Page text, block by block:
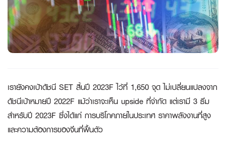
เรายังคงเป้าดัชนี SET สิ้นปี 2023F ไว้ที่ 1,650 จุด ไม่เปลี่ยนแปลงจาก
ดัชนีเป้าหมายปี 2022F แม้ว่าเราจะเห็น upside ที่จำกัด แต่เรามี 3 ธีม
สำหรับปี 2023F ซึ่งได้แก่ การบริโภคภายในประเทศ ราคาพลังงานที่สูง
และความต้องการของจีนที่ฟื้นตัว